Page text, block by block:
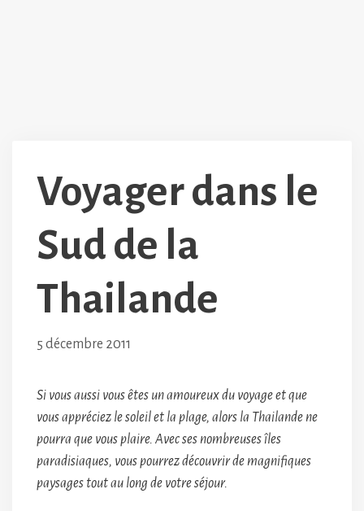
Voyager dans le
Sud de la
Thailande
5 décembre 2011
Si vous aussi vous êtes un amoureux du voyage et que
vous appréciez le soleil et la plage, alors la Thailande ne
pourra que vous plaire. Avec ses nombreuses îles
paradisiaques, vous pourrez découvrir de magnifiques
paysages tout au long de votre séjour.